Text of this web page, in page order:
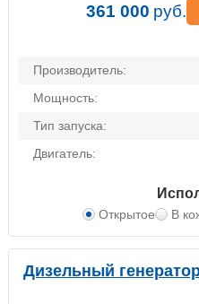
Производитель:
Мощность:
Тип запуска:
Двигатель:
Открытое В
361 000 руб.
Дизельный